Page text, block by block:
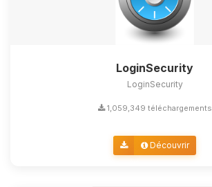
LoginSecurity
LoginSecurity
1,059,349 téléchargements
Découvrir